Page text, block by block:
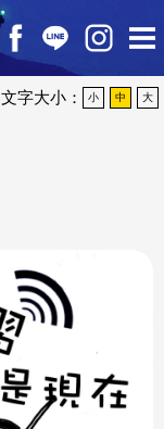
文字大小： 小 中 大